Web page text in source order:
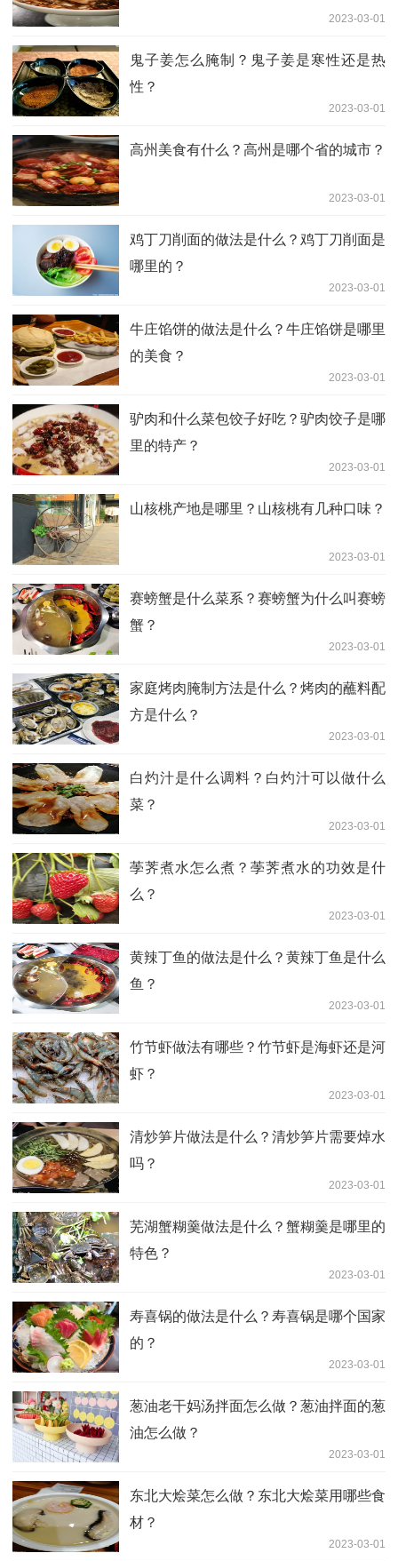
2023-03-01
鬼子姜怎么腌制？鬼子姜是寒性还是热
性？
2023-03-01
高州美食有什么？高州是哪个省的城市？
2023-03-01
鸡丁刀削面的做法是什么？鸡丁刀削面是
哪里的？
2023-03-01
牛庄馅饼的做法是什么？牛庄馅饼是哪里
的美食？
2023-03-01
驴肉和什么菜包饺子好吃？驴肉饺子是哪
里的特产？
2023-03-01
山核桃产地是哪里？山核桃有几种口味？
2023-03-01
赛螃蟹是什么菜系？赛螃蟹为什么叫赛螃
蟹？
2023-03-01
家庭烤肉腌制方法是什么？烤肉的蘸料配
方是什么？
2023-03-01
白灼汁是什么调料？白灼汁可以做什么
菜？
2023-03-01
荸荠煮水怎么煮？荸荠煮水的功效是什
么？
2023-03-01
黄辣丁鱼的做法是什么？黄辣丁鱼是什么
鱼？
2023-03-01
竹节虾做法有哪些？竹节虾是海虾还是河
虾？
2023-03-01
清炒笋片做法是什么？清炒笋片需要焯水
吗？
2023-03-01
芜湖蟹糊羹做法是什么？蟹糊羹是哪里的
特色？
2023-03-01
寿喜锅的做法是什么？寿喜锅是哪个国家
的？
2023-03-01
葱油老干妈汤拌面怎么做？葱油拌面的葱
油怎么做？
2023-03-01
东北大烩菜怎么做？东北大烩菜用哪些食
材？
2023-03-01